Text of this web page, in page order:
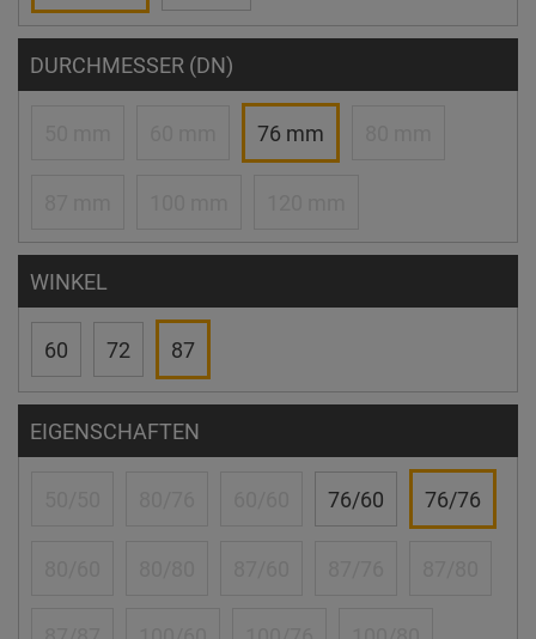
DURCHMESSER (DN)
76 mm
WINKEL
60 72 87
EIGENSCHAFTEN
76/60 76/76